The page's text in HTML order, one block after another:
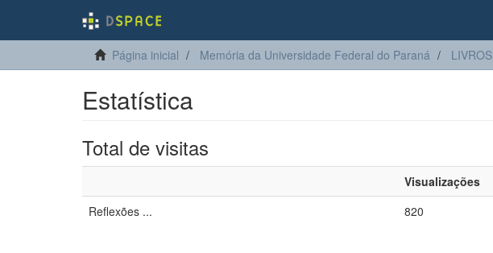
Página inicial Memória da Universidade Federal do Paraná LIVROS
Estatística
Total de visitas
Visualizações
Reflexões ...
820